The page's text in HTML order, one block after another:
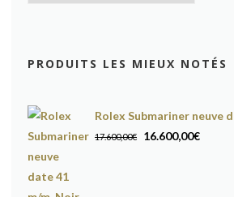
PRODUITS LES MIEUX NOTÉS
Rolex Submariner neuve
17.600,00€
Le
16.600,00€Le